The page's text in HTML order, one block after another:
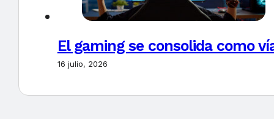
El gaming se consolida como
16 julio, 2026